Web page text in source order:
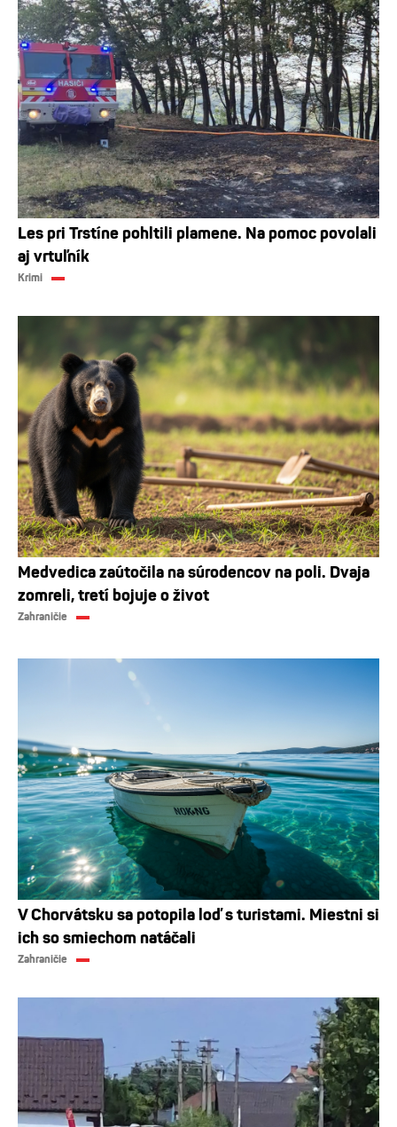
Les pri Trstíne pohltili plamene. Na pomoc povolali
aj vrtuľník
Krimi
Medvedica zaútočila na súrodencov na poli. Dvaja
zomreli, tretí bojuje o život
Zahraničie
V Chorvátsku sa potopila loď s turistami. Miestni si
ich so smiechom natáčali
Zahraničie